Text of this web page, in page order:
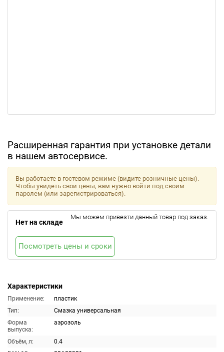
Расширенная гарантия при установке детали
в нашем автосервисе.
Характеристики
Применение:
пластик
Тип:
Смазка универсальная
Форма
выпуска:
аэрозоль
Объём, л:
0.4
Вы работаете в гостевом режиме (видите розничные цены).
Чтобы увидеть свои цены, вам нужно войти под своим
паролем (или зарегистрироваться).
Нет на складе
Мы можем привезти данный товар под заказ.
Посмотреть цены и сроки